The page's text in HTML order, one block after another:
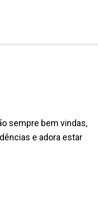
sempre bem vindas,
e adora estar